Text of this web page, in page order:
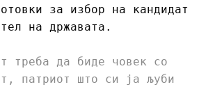
за избор на кандидат
на државата.
треба да биде човек со
патриот што си ја љуби